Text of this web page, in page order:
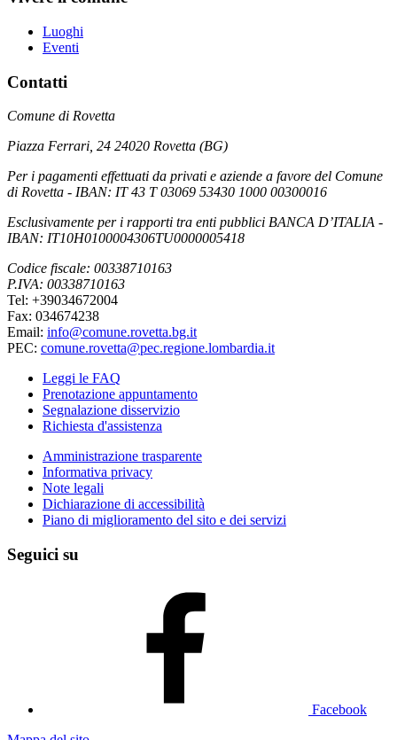
Luoghi
Eventi
Contatti
Comune di Rovetta
Piazza Ferrari, 24 24020 Rovetta (BG)
Per i pagamenti effettuati da privati e aziende a favore del Comune
di Rovetta - IBAN: IT 43 T 03069 53430 1000 00300016
Esclusivamente per i rapporti tra enti pubblici BANCA D’ITALIA -
IBAN: IT10H0100004306TU0000005418
Codice fiscale: 00338710163
P.IVA: 00338710163
Tel: +39034672004
Fax: 034674238
Email: info@comune.rovetta.bg.it
PEC: comune.rovetta@pec.regione.lombardia.it
Leggi le FAQ
Prenotazione appuntamento
Segnalazione disservizio
Richiesta d'assistenza
Amministrazione trasparente
Informativa privacy
Note legali
Dichiarazione di accessibilità
Piano di miglioramento del sito e dei servizi
Seguici su
Facebook